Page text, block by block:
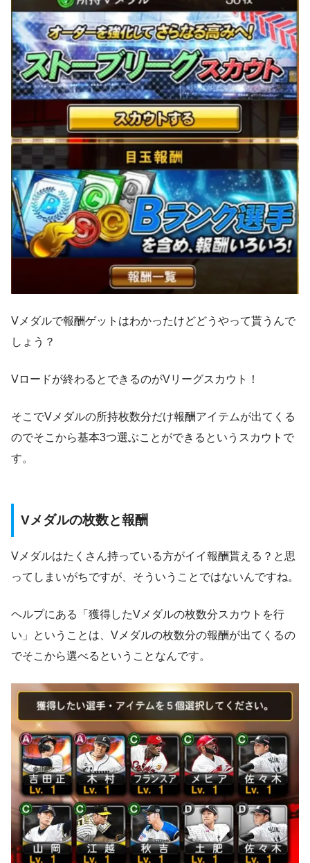
Vメダルで報酬ゲットはわかったけどどうやって貰うんで
しょう？
Vロードが終わるとできるのがVリーグスカウト！
そこでVメダルの所持枚数分だけ報酬アイテムが出てくる
のでそこから基本3つ選ぶことができるというスカウトで
す。
Vメダルの枚数と報酬
Vメダルはたくさん持っている方がイイ報酬貰える？と思
ってしまいがちですが、そういうことではないんですね。
ヘルプにある「獲得したVメダルの枚数分スカウトを行
い」ということは、Vメダルの枚数分の報酬が出てくるの
でそこから選べるということなんです。